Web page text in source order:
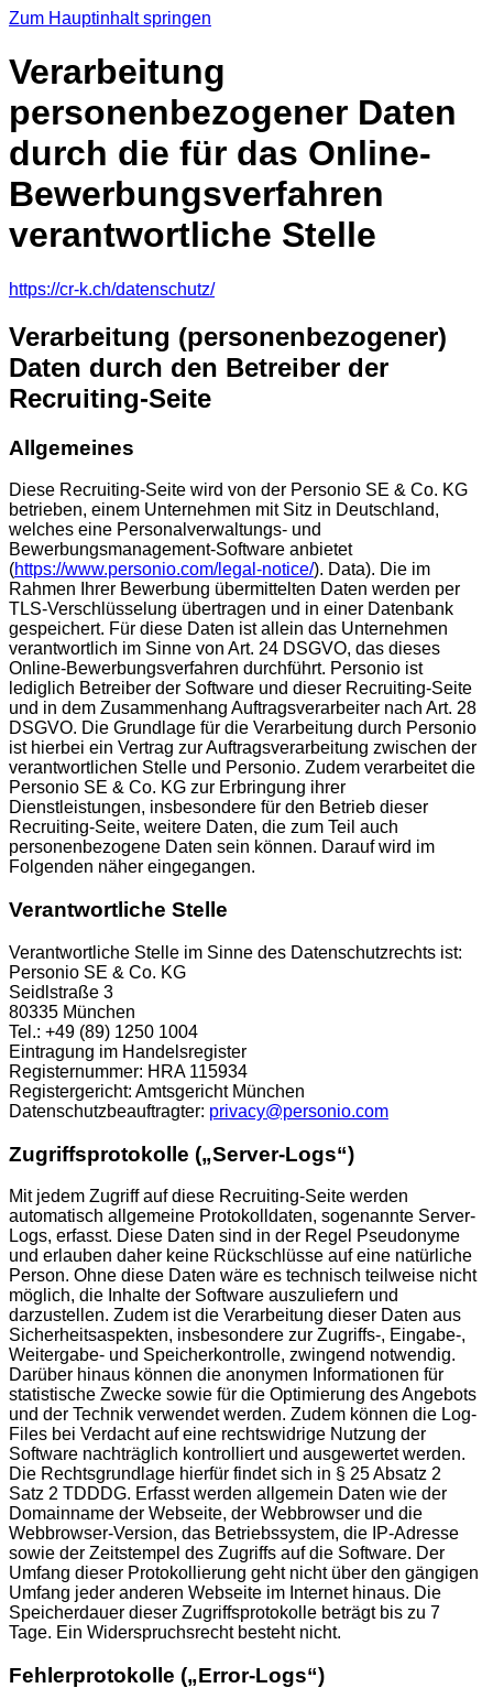
Zum Hauptinhalt springen
Verarbeitung
personenbezogener Daten
durch die für das Online-
Bewerbungsverfahren
verantwortliche Stelle
https://cr-k.ch/datenschutz/
Verarbeitung (personenbezogener)
Daten durch den Betreiber der
Recruiting-Seite
Allgemeines
Diese Recruiting-Seite wird von der Personio SE & Co. KG
betrieben, einem Unternehmen mit Sitz in Deutschland,
welches eine Personalverwaltungs- und
Bewerbungsmanagement-Software anbietet
(https://www.personio.com/legal-notice/). Data). Die im
Rahmen Ihrer Bewerbung übermittelten Daten werden per
TLS-Verschlüsselung übertragen und in einer Datenbank
gespeichert. Für diese Daten ist allein das Unternehmen
verantwortlich im Sinne von Art. 24 DSGVO, das dieses
Online-Bewerbungsverfahren durchführt. Personio ist
lediglich Betreiber der Software und dieser Recruiting-Seite
und in dem Zusammenhang Auftragsverarbeiter nach Art. 28
DSGVO. Die Grundlage für die Verarbeitung durch Personio
ist hierbei ein Vertrag zur Auftragsverarbeitung zwischen der
verantwortlichen Stelle und Personio. Zudem verarbeitet die
Personio SE & Co. KG zur Erbringung ihrer
Dienstleistungen, insbesondere für den Betrieb dieser
Recruiting-Seite, weitere Daten, die zum Teil auch
personenbezogene Daten sein können. Darauf wird im
Folgenden näher eingegangen.
Verantwortliche Stelle
Verantwortliche Stelle im Sinne des Datenschutzrechts ist:
Personio SE & Co. KG
Seidlstraße 3
80335 München
Tel.: +49 (89) 1250 1004
Eintragung im Handelsregister
Registernummer: HRA 115934
Registergericht: Amtsgericht München
Datenschutzbeauftragter: privacy@personio.com
Zugriffsprotokolle („Server-Logs“)
Mit jedem Zugriff auf diese Recruiting-Seite werden
automatisch allgemeine Protokolldaten, sogenannte Server-
Logs, erfasst. Diese Daten sind in der Regel Pseudonyme
und erlauben daher keine Rückschlüsse auf eine natürliche
Person. Ohne diese Daten wäre es technisch teilweise nicht
möglich, die Inhalte der Software auszuliefern und
darzustellen. Zudem ist die Verarbeitung dieser Daten aus
Sicherheitsaspekten, insbesondere zur Zugriffs-, Eingabe-,
Weitergabe- und Speicherkontrolle, zwingend notwendig.
Darüber hinaus können die anonymen Informationen für
statistische Zwecke sowie für die Optimierung des Angebots
und der Technik verwendet werden. Zudem können die Log-
Files bei Verdacht auf eine rechtswidrige Nutzung der
Software nachträglich kontrolliert und ausgewertet werden.
Die Rechtsgrundlage hierfür findet sich in § 25 Absatz 2
Satz 2 TDDDG. Erfasst werden allgemein Daten wie der
Domainname der Webseite, der Webbrowser und die
Webbrowser-Version, das Betriebssystem, die IP-Adresse
sowie der Zeitstempel des Zugriffs auf die Software. Der
Umfang dieser Protokollierung geht nicht über den gängigen
Umfang jeder anderen Webseite im Internet hinaus. Die
Speicherdauer dieser Zugriffsprotokolle beträgt bis zu 7
Tage. Ein Widerspruchsrecht besteht nicht.
Fehlerprotokolle („Error-Logs“)